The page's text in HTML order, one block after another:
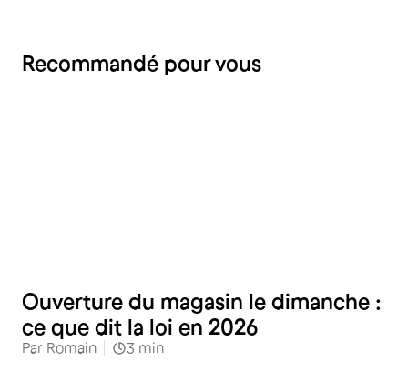
Recommandé pour vous
Ouverture du magasin le dimanche :
ce que dit la loi en 2026
Par Romain 3 min